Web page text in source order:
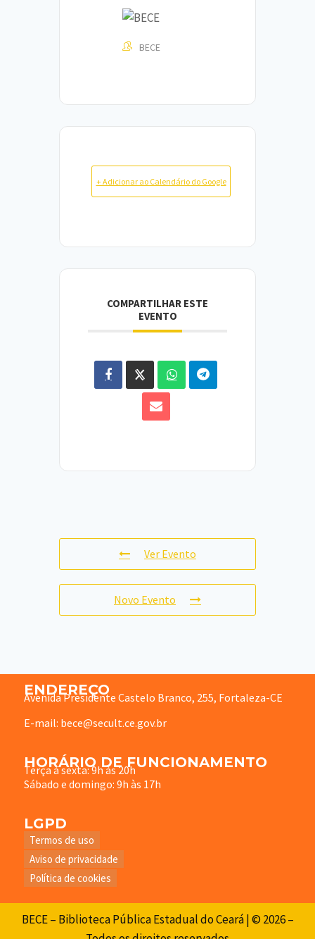
BECE
+ Adicionar ao Calendário do Google
COMPARTILHAR ESTE
EVENTO
Ver Evento
Novo Evento
ENDEREÇO
Avenida Presidente Castelo Branco, 255, Fortaleza-CE
E-mail: bece@secult.ce.gov.br
HORÁRIO DE FUNCIONAMENTO
Terça à sexta: 9h às 20h
Sábado e domingo: 9h às 17h
LGPD
Termos de uso
Aviso de privacidade
Política de cookies
BECE – Biblioteca Pública Estadual do Ceará | © 2026 –